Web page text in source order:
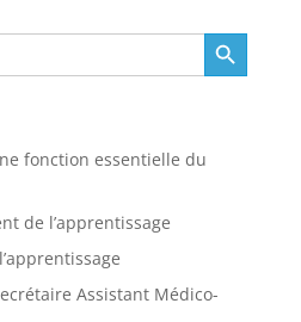
Search Button
fonction essentielle du
de l’apprentissage
Assistant Médico-